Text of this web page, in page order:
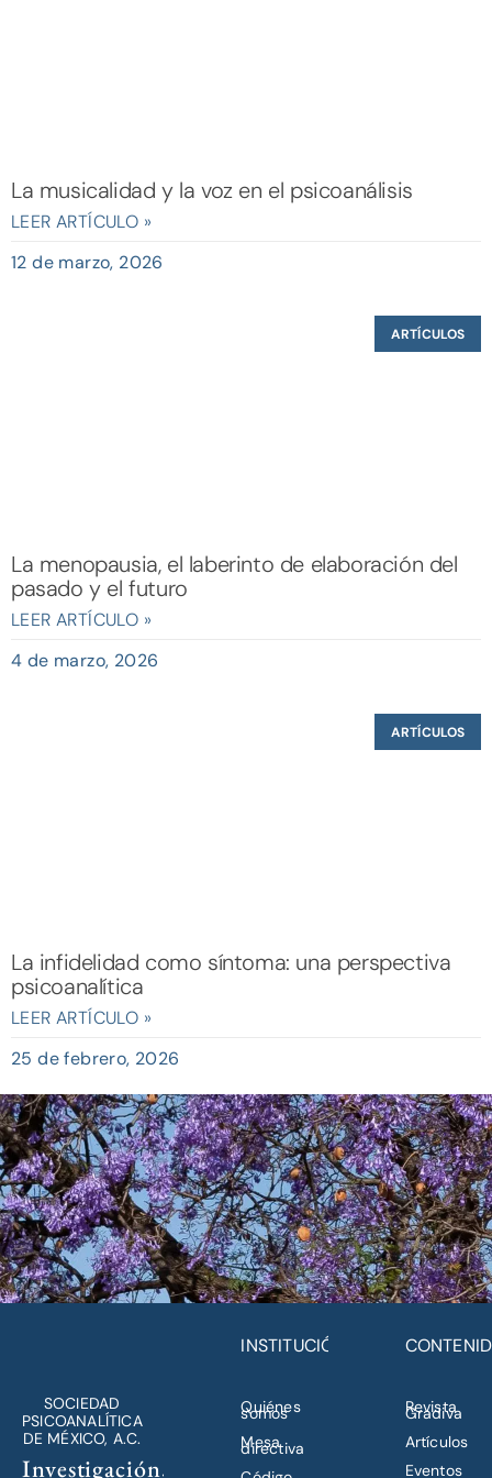
La musicalidad y la voz en el psicoanálisis
LEER ARTÍCULO »
12 de marzo, 2026
ARTÍCULOS
La menopausia, el laberinto de elaboración del
pasado y el futuro
LEER ARTÍCULO »
4 de marzo, 2026
ARTÍCULOS
La infidelidad como síntoma: una perspectiva
psicoanalítica
LEER ARTÍCULO »
25 de febrero, 2026
SOCIEDAD
PSICOANALÍTICA
DE MÉXICO, A.C.
Investigación,
INSTITUCIÓN
Quiénes
somos
Mesa
directiva
Revista
Gradiva
Artículos
Eventos